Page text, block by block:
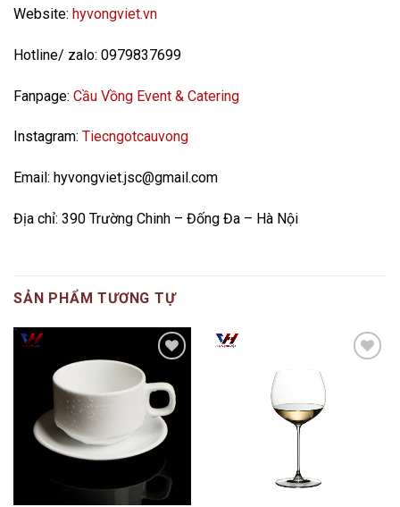
Website: hyvongviet.vn
Hotline/ zalo: 0979837699
Fanpage: Cầu Vồng Event & Catering
Instagram: Tiecngotcauvong
Email: hyvongviet.jsc@gmail.com
Địa chỉ: 390 Trường Chinh – Đống Đa – Hà Nội
SẢN PHẨM TƯƠNG TỰ
wishlist